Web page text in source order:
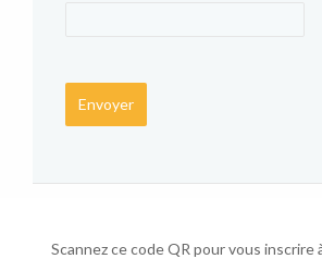
Envoyer
Scannez ce code QR pour vous inscrire